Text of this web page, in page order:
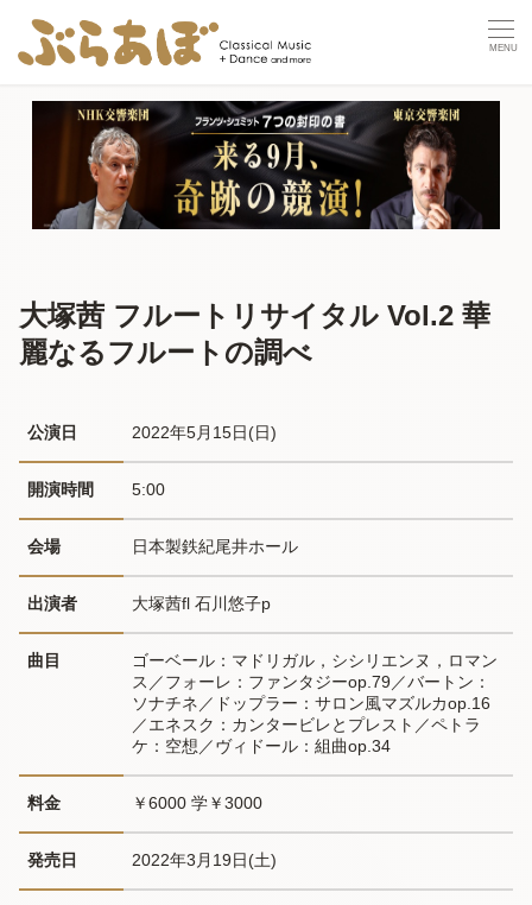
大塚茜 フルートリサイタル Vol.2 華
麗なるフルートの調べ
公演日 2022年5月15日(日)
開演時間 5:00
会場 日本製鉄紀尾井ホール
出演者 大塚茜fl 石川悠子p
曲目
ゴーベール：マドリガル，シシリエンヌ，ロマン
ス／フォーレ：ファンタジーop.79／バートン：
ソナチネ／ドップラー：サロン風マズルカop.16
／エネスク：カンタービレとプレスト／ペトラ
ケ：空想／ヴィドール：組曲op.34
料金 ￥6000 学￥3000
発売日 2022年3月19日(土)